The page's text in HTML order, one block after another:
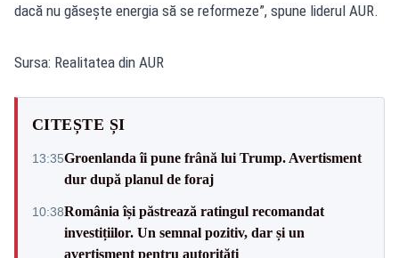
dacă nu găseşte energia să se reformeze”, spune liderul AUR.
Sursa: Realitatea din AUR
CITEȘTE ȘI
13:35Groenlanda îi pune frână lui Trump. Avertisment
dur după planul de foraj
10:38România își păstrează ratingul recomandat
investițiilor. Un semnal pozitiv, dar și un
avertisment pentru autorități